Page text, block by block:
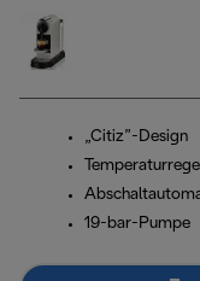
„Citiz”-Design
19-bar-Pumpe